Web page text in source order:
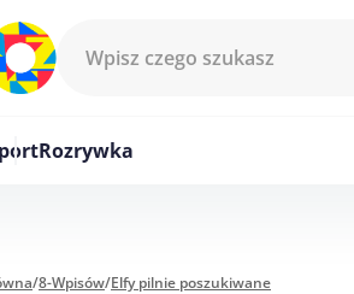
Rozrywka
/8-Wpisów/Elfy pilnie poszukiwane